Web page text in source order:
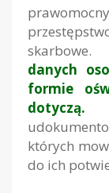
danych
formie
dotyczą.
których
do ich